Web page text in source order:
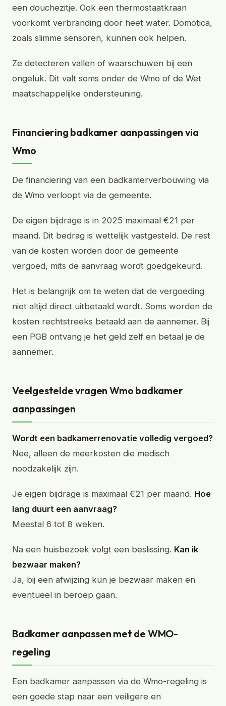
een douchezitje. Ook een thermostaatkraan
voorkomt verbranding door heet water. Domotica,
zoals slimme sensoren, kunnen ook helpen.
Ze detecteren vallen of waarschuwen bij een
ongeluk. Dit valt soms onder de Wmo of de Wet
maatschappelijke ondersteuning.
Financiering badkamer aanpassingen via
Wmo
De financiering van een badkamerverbouwing via
de Wmo verloopt via de gemeente.
De eigen bijdrage is in 2025 maximaal €21 per
maand. Dit bedrag is wettelijk vastgesteld. De rest
van de kosten worden door de gemeente
vergoed, mits de aanvraag wordt goedgekeurd.
Het is belangrijk om te weten dat de vergoeding
niet altijd direct uitbetaald wordt. Soms worden de
kosten rechtstreeks betaald aan de aannemer. Bij
een PGB ontvang je het geld zelf en betaal je de
aannemer.
Veelgestelde vragen Wmo badkamer
aanpassingen
Wordt een badkamerrenovatie volledig vergoed?
Nee, alleen de meerkosten die medisch
noodzakelijk zijn.
Je eigen bijdrage is maximaal €21 per maand. Hoe
lang duurt een aanvraag?
Meestal 6 tot 8 weken.
Na een huisbezoek volgt een beslissing. Kan ik
bezwaar maken?
Ja, bij een afwijzing kun je bezwaar maken en
eventueel in beroep gaan.
Badkamer aanpassen met de WMO-
regeling
Een badkamer aanpassen via de Wmo-regeling is
een goede stap naar een veiligere en